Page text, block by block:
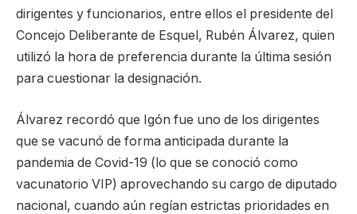
dirigentes y funcionarios, entre ellos el presidente del
Concejo Deliberante de Esquel, Rubén Álvarez, quien
utilizó la hora de preferencia durante la última sesión
para cuestionar la designación.
Álvarez recordó que Igón fue uno de los dirigentes
que se vacunó de forma anticipada durante la
pandemia de Covid-19 (lo que se conoció como
vacunatorio VIP) aprovechando su cargo de diputado
nacional, cuando aún regían estrictas prioridades en